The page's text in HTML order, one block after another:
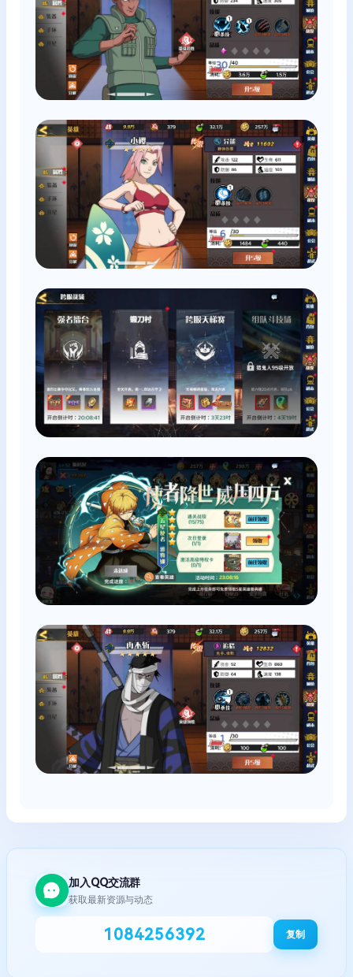
加入QQ交流群
获取最新资源与动态
1084256392 复制